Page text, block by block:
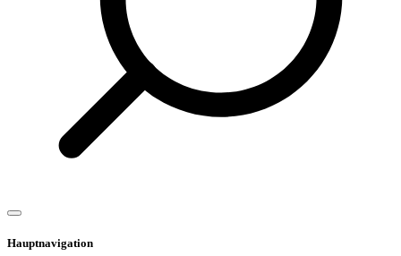
Hauptnavigation